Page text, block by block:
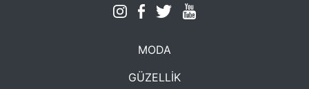
MODA
GÜZELLİK